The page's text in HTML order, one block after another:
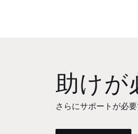
助けが
さらにサポートが必